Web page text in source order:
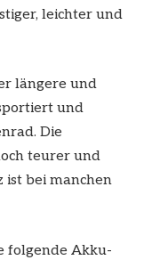
leichter und
längere und
und
Die
teurer und
ist bei manchen
folgende Akku-